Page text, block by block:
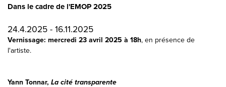
Dans le cadre de l'EMOP 2025
24.4.2025 - 16.11.2025
Vernissage: mercredi 23 avril 2025 à 18h, en présence de
l'artiste.
Yann Tonnar, La cité transparente